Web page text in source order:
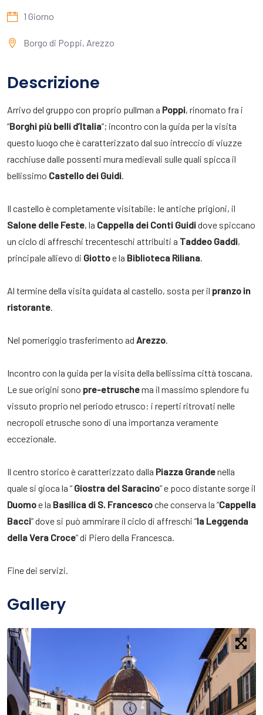
1 Giorno
Borgo di Poppi, Arezzo
Descrizione
Arrivo del gruppo con proprio pullman a Poppi, rinomato fra i
“Borghi più belli d’Italia”; incontro con la guida per la visita
questo luogo che è caratterizzato dal suo intreccio di viuzze
racchiuse dalle possenti mura medievali sulle quali spicca il
bellissimo Castello dei Guidi.
Il castello è completamente visitabile: le antiche prigioni, il
Salone delle Feste, la Cappella dei Conti Guididove spiccano
un ciclo di affreschi trecenteschi attribuiti a Taddeo Gaddi,
principale allievo di Giottoe la Biblioteca Riliana.
Al termine della visita guidata al castello, sosta per il pranzo in
ristorante.
Nel pomeriggio trasferimento ad Arezzo.
Incontro con la guida per la visita della bellissima città toscana.
Le sue origini sono pre-etruschema il massimo splendore fu
vissuto proprio nel periodo etrusco: i reperti ritrovati nelle
necropoli etrusche sono di una importanza veramente
eccezionale.
Il centro storico è caratterizzato dalla Piazza Grandenella
quale si gioca la “ Giostra del Saracino” e poco distante sorge il
Duomoe la Basilica di S. Francescoche conserva la “Cappella
Bacci” dove si può ammirare il ciclo di affreschi “la Leggenda
della Vera Croce” di Piero della Francesca.
Fine dei servizi.
Gallery